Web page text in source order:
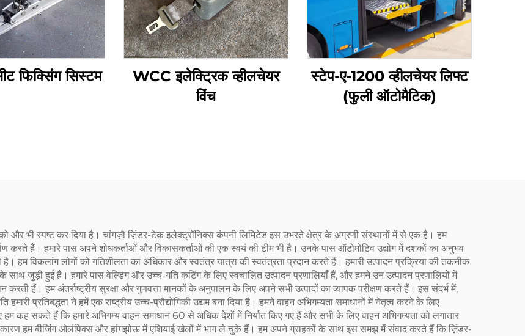
फिक्सिंग सिस्टम
WCC इलेक्ट्रिक व्हीलचेयर
विंच
स्टेप-ए-1200 व्हीलचेयर लिफ्ट
(फुली ऑटोमैटिक)
और भी स्पष्ट कर दिया है। चांगज़ौ ज़िंडर-टेक इलेक्ट्रॉनिक्स कंपनी लिमिटेड इस उभरते क्षेत्र के अग्रणी संस्थानों में से एक है। हम
करते हैं। हमारे पास अपने शोधकर्ताओं और विकासकर्ताओं की एक स्वयं की टीम भी है। उनके पास ऑटोमोटिव उद्योग में दशकों का अनुभव
है। हम विकलांग लोगों को गतिशीलता का अधिकार और स्वतंत्र यात्रा की स्वतंत्रता प्रदान करते हैं। हमारी उत्पादन प्रक्रिया की तकनीक
जुड़ी हुई है। हमारे पास वेल्डिंग और उच्च-गति कटिंग के लिए स्वचालित उत्पादन प्रणालियाँ हैं, और हमने उन उत्पादन प्रणालियों में
हैं। हम अंतर्राष्ट्रीय सुरक्षा और गुणवत्ता मानकों के अनुपालन के लिए अपने सभी उत्पादों का व्यापक परीक्षण करते हैं। इस संदर्भ में,
प्रतिबद्धता ने हमें एक राष्ट्रीय उच्च-प्रौद्योगिकी उद्यम बना दिया है। हमने वाहन अभिगम्यता समाधानों में नेतृत्व करने के लिए
कह सकते हैं कि हमारे अभिगम्य वाहन समाधान 60 से अधिक देशों में निर्यात किए गए हैं और सभी के लिए वाहन अभिगम्यता को लगातार
कारण हम बीजिंग ओलंपिक्स और हांगझोऊ में एशियाई खेलों में भाग ले चुके हैं। हम अपने ग्राहकों के साथ इस समझ में संवाद करते हैं कि ज़िंडर-